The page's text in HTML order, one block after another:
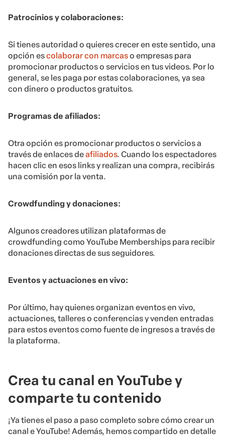
Patrocinios y colaboraciones:
Si tienes autoridad o quieres crecer en este sentido, una
opción escolaborar con marcaso empresas para
promocionar productos o servicios en tus videos. Por lo
general, se les paga por estas colaboraciones, ya sea
con dinero o productos gratuitos.
Programas de afiliados:
Otra opción es promocionar productos o servicios a
través de enlaces deafiliados. Cuando los espectadores
hacen clic en esos links y realizan una compra, recibirás
una comisión por la venta.
Crowdfunding y donaciones:
Algunos creadores utilizan plataformas de
crowdfunding como YouTube Memberships para recibir
donaciones directas de sus seguidores.
Eventos y actuaciones en vivo:
Por último, hay quienes organizan eventos en vivo,
actuaciones, talleres o conferencias y venden entradas
para estos eventos como fuente de ingresos a través de
la plataforma.
Crea tu canal en YouTube y
comparte tu contenido
¡Ya tienes el paso a paso completo sobre cómo crear un
canal e YouTube! Además, hemos compartido en detalle